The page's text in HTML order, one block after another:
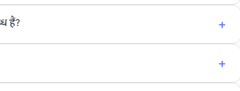
हैं? +
+